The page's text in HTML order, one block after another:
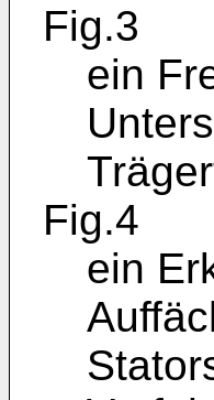
Fig.3
ein
Fig.4
ein